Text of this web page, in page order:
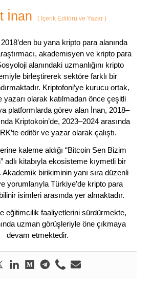
İnan ( İçerik Editörü ve Yazar )
bu yana kripto para alanında
akademisyen ve kripto para
alanındaki uzmanlığını kripto
birleştirerek sektöre farklı bir
Kriptofoni’ye kurucu ortak,
yazarı olarak katılmadan önce çeşitli
platformlarda görev alan İnan, 2018–
Kriptokoin’de, 2023–2024 arasında
editör ve yazar olarak çalıştı.
kaleme aldığı “Bitcoin Sen Bizim
adlı kitabıyla ekosisteme kıymetli bir
Akademik birikiminin yanı sıra düzenli
yorumlarıyla Türkiye’de kripto para
isimleri arasında yer almaktadır.
eğitimcilik faaliyetlerini sürdürmekte,
uzman görüşleriyle öne çıkmaya
devam etmektedir.